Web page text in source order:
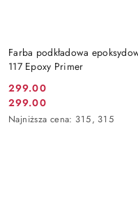
Farba podkładowa
117 Epoxy Primer
Cena
promocyjna:
299.00
Cena
promocyjna:
299.00
Najniższa
Najniższa cena: 315, 315